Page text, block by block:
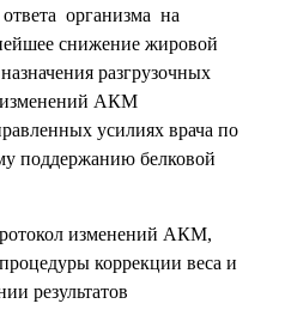
организма на
снижение жировой
разгрузочных
изменений АКМ
усилиях врача по
поддержанию белковой
изменений АКМ,
коррекции веса и
результатов